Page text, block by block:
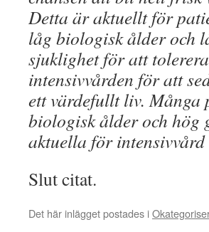
Detta är aktuellt för
låg biologisk ålder och
sjuklighet för att
intensivvården för att
ett värdefullt liv. Många
biologisk ålder och hög
aktuella för
Slut citat.
Det här inlägget postades i